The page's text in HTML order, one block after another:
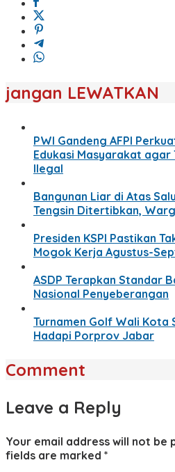
jangan LEWATKAN
PWI Gandeng AFPI
Edukasi Masyarakat agar
Ilegal
Bangunan Liar di Atas
Tengsin Ditertibkan,
Presiden KSPI Pastikan
Mogok Kerja Agustus-
ASDP Terapkan Standar
Nasional Penyeberangan
Turnamen Golf Wali Kota
Hadapi Porprov Jabar
Comment
Leave a Reply
Your email address will not be
fields are marked *